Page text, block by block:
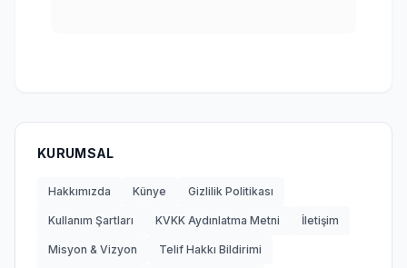
KURUMSAL
Hakkımızda Künye Gizlilik Politikası
Kullanım Şartları KVKK Aydınlatma Metni İletişim
Misyon & Vizyon Telif Hakkı Bildirimi